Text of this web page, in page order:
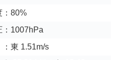
：80%
：1007hPa
東 1.51m/s